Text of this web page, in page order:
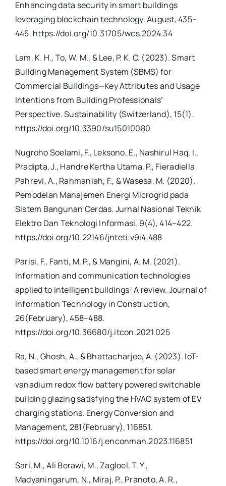
Enhancing data security in smart buildings
leveraging blockchain technology. August, 435–
445. https://doi.org/10.31705/wcs.2024.34
Lam, K. H., To, W. M., & Lee, P. K. C. (2023). Smart
Building Management System (SBMS) for
Commercial Buildings—Key Attributes and Usage
Intentions from Building Professionals’
Perspective. Sustainability (Switzerland), 15(1).
https://doi.org/10.3390/su15010080
Nugroho Soelami, F., Leksono, E., Nashirul Haq, I.,
Pradipta, J., Handre Kertha Utama, P., Fieradiella
Pahrevi, A., Rahmaniah, F., & Wasesa, M. (2020).
Pemodelan Manajemen Energi Microgrid pada
Sistem Bangunan Cerdas. Jurnal Nasional Teknik
Elektro Dan Teknologi Informasi, 9(4), 414–422.
https://doi.org/10.22146/jnteti.v9i4.488
Parisi, F., Fanti, M. P., & Mangini, A. M. (2021).
Information and communication technologies
applied to intelligent buildings: A review. Journal of
Information Technology in Construction,
26(February), 458–488.
https://doi.org/10.36680/j.itcon.2021.025
Ra, N., Ghosh, A., & Bhattacharjee, A. (2023). IoT-
based smart energy management for solar
vanadium redox flow battery powered switchable
building glazing satisfying the HVAC system of EV
charging stations. Energy Conversion and
Management, 281(February), 116851.
https://doi.org/10.1016/j.enconman.2023.116851
Sari, M., Ali Berawi, M., Zagloel, T. Y.,
Madyaningarum, N., Miraj, P., Pranoto, A. R.,